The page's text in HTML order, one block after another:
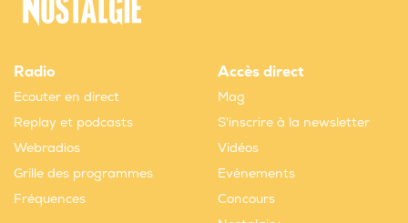
Radio
Ecouter en direct
Replay et podcasts
Webradios
Grille des programmes
Fréquences
Accès direct
Mag
S'inscrire à la newsletter
Vidéos
Evènements
Concours